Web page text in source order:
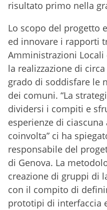
risultato primo nella
Lo scopo del progetto
ed innovare i rapporti
Amministrazioni
la realizzazione di
grado di soddisfare le
dei comuni. “La
dividersi i compiti e
esperienze di
coinvolta” ci ha
responsabile del
di Genova. La
creazione di gruppi di
con il compito di
prototipi di interfaccia